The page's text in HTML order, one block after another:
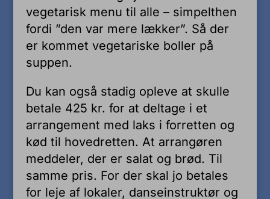
vegetarisk menu til alle – simpelthen
fordi ”den var mere lækker”. Så der
er kommet vegetariske boller på
suppen.
Du kan også stadig opleve at skulle
betale 425 kr. for at deltage i et
arrangement med laks i forretten og
kød til hovedretten. At arrangøren
meddeler, der er salat og brød. Til
samme pris. For der skal jo betales
for leje af lokaler, danseinstruktør og